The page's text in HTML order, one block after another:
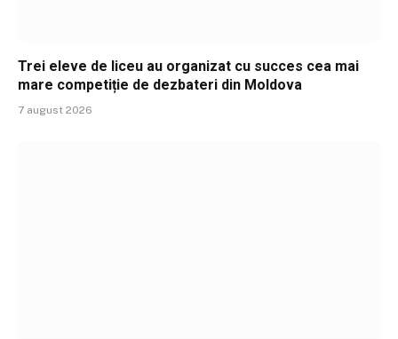
Trei eleve de liceu au organizat cu succes cea mai
mare competiție de dezbateri din Moldova
7 august 2026